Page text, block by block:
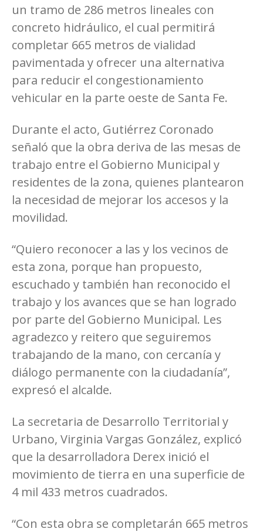
un tramo de 286 metros lineales con
concreto hidráulico, el cual permitirá
completar 665 metros de vialidad
pavimentada y ofrecer una alternativa
para reducir el congestionamiento
vehicular en la parte oeste de Santa Fe.
Durante el acto, Gutiérrez Coronado
señaló que la obra deriva de las mesas de
trabajo entre el Gobierno Municipal y
residentes de la zona, quienes plantearon
la necesidad de mejorar los accesos y la
movilidad.
“Quiero reconocer a las y los vecinos de
esta zona, porque han propuesto,
escuchado y también han reconocido el
trabajo y los avances que se han logrado
por parte del Gobierno Municipal. Les
agradezco y reitero que seguiremos
trabajando de la mano, con cercanía y
diálogo permanente con la ciudadanía”,
expresó el alcalde.
La secretaria de Desarrollo Territorial y
Urbano, Virginia Vargas González, explicó
que la desarrolladora Derex inició el
movimiento de tierra en una superficie de
4 mil 433 metros cuadrados.
“Con esta obra se completarán 665 metros